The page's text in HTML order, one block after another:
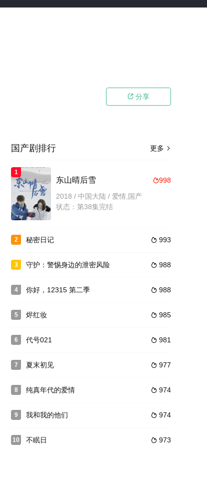
 分享
敌对，到几次意外救
华（刘语乔 饰）为救曼珠，从而遭遇天劫，曼珠不顾身体反噬之痛
剧根据阅文集团起点女生网作者希行同名作品改编。
派，整个修仙
价不菲的钻石王老五。他毫不留恋争先谄媚的狂蜂浪蝶，
之首张大佛爷张启山（陈伟霆 饰）奉命调查鬼车和神秘矿山之谜，
乐堂名医杜仲。杨光离婚了，独自带着有先天性心脏病的儿子杨小
更多 
国产剧排行
1
998
东山晴后雪
2018 / 中国大陆 / 爱情,国产
状态：第38集完结
2  993
秘密日记
3  988
守护：警惕身边的泄密风险
4  988
你好，12315 第二季
5  985
烬红妆
6  981
代号021
7  977
夏末初见
8  974
纯真年代的爱情
9  974
我和我的他们
10  973
不眠日